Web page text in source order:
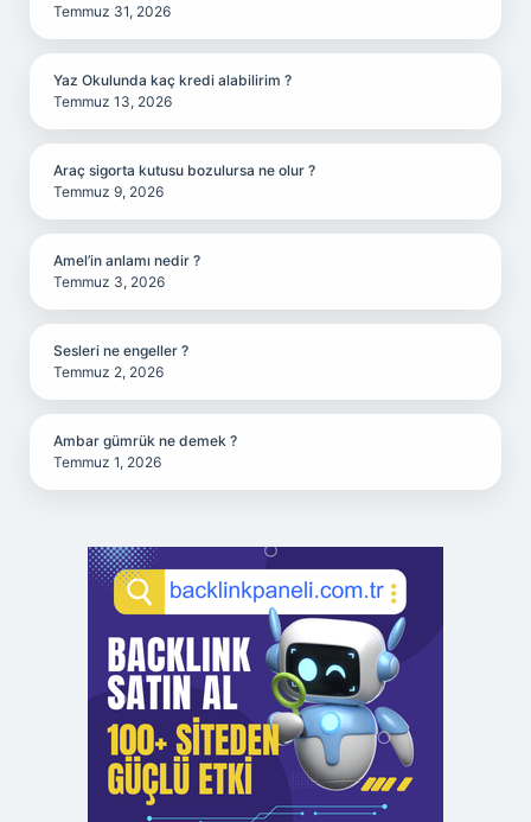
Temmuz 31, 2026
Yaz Okulunda kaç kredi alabilirim ?
Temmuz 13, 2026
Araç sigorta kutusu bozulursa ne olur ?
Temmuz 9, 2026
Amel’in anlamı nedir ?
Temmuz 3, 2026
Sesleri ne engeller ?
Temmuz 2, 2026
Ambar gümrük ne demek ?
Temmuz 1, 2026